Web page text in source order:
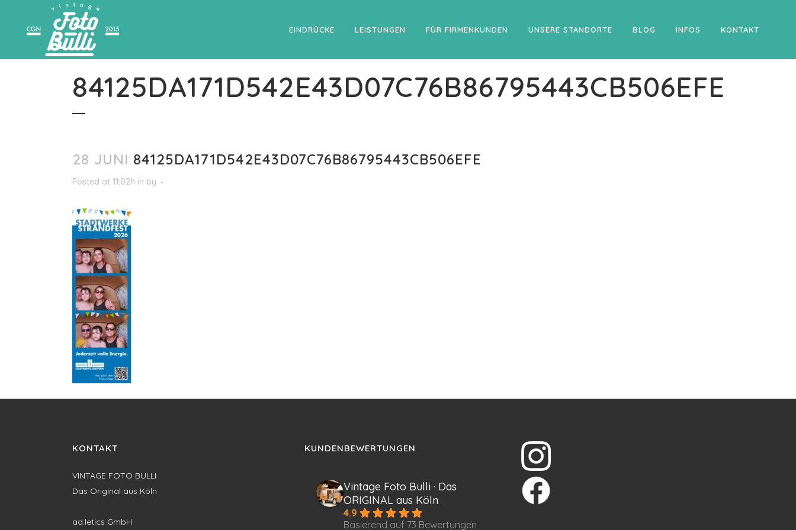
EINDRÜCKE LEISTUNGEN FÜR FIRMENKUNDEN UNSERE STANDORTE BLOG INFOS KONTAKT
84125DA171D542E43D07C76B86795443CB506EFE
28 JUNI 84125DA171D542E43D07C76B86795443CB506EFE
Posted at 11:02h in by
KONTAKT
VINTAGE FOTO BULLI
Das Original aus Köln
ad.letics GmbH
KUNDENBEWERTUNGEN
Vintage Foto Bulli · Das
ORIGINAL aus Köln
4.9
Basierend auf 73 Bewertungen